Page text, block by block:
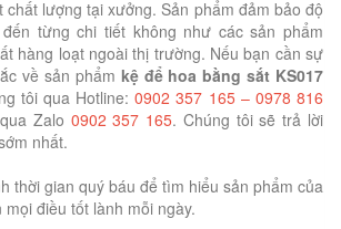
chất lượng tại xưởng. Sản phẩm đảm bảo độ
từng chi tiết không như các sản phẩm
hàng loạt ngoài thị trường. Nếu bạn cần sự
về sản phẩm kệ để hoa bằng sắt KS017
tôi qua Hotline:0902 357 165 – 0978 816
Zalo 0902 357 165. Chúng tôi sẽ trả lời
nhất.
thời gian quý báu để tìm hiểu sản phẩm của
điều tốt lành mỗi ngày.